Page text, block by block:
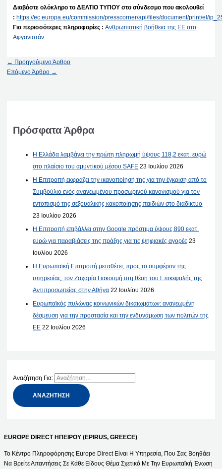
Διαβάστε ολόκληρο το ΔΕΛΤΙΟ ΤΥΠΟΥ στο σύνδεσμο που ακολουθεί
: https://ec.europa.eu/commission/presscorner/api/files/document/print/el/
Για περισσότερες πληροφορίες :Ανθρωπιστική βοήθεια της ΕΕ στο
Αφγανιστάν
← Προηγούμενο Άρθρο
Επόμενο Άρθρο →
Πρόσφατα Άρθρα
Η Ελλάδα λαμβάνει την πρώτη πληρωμή ύψους 118,2 εκατ. ευρώ
στο πλαίσιο του αμυντικού μέσου SAFE 23 Ιουλίου 2026
Η Επιτροπή εκφράζει την ικανοποίησή της για την έγκριση από το
Συμβούλιο ενός ανανεωμένου προσωρινού κανονισμού για τον
εντοπισμό της σεξουαλικής κακοποίησης παιδιών στο διαδίκτυο
23 Ιουλίου 2026
Η Επιτροπή επιβάλλει στην Google πρόστιμα ύψους 890 εκατ.
ευρώ για παραβιάσεις της πράξης για τις ψηφιακές αγορές 23
Ιουλίου 2026
Η Ευρωπαϊκή Επιτροπή μεταθέτει, προς το συμφέρον της
υπηρεσίας, τον Ζαχαρία Γιακουμή στη θέση του Επικεφαλής της
Αντιπροσωπείας στην Αθήνα 22 Ιουλίου 2026
Ευρωπαϊκός πυλώνας κοινωνικών δικαιωμάτων: ανανεωμένη
δέσμευση για την προστασία και την ενδυνάμωση των πολιτών της
ΕΕ 22 Ιουλίου 2026
Αναζήτηση Για:
EUROPE DIRECT ΗΠΕΙΡΟΥ (EPIRUS, GREECE)
Το Κέντρο Πληροφόρησης Europe Direct Είναι Η Υπηρεσία, Που Σας Βοηθάει
Να Βρείτε Απαντήσεις Σε Κάθε Είδους Θέμα Σχετικό Με Την Ευρωπαϊκή Ένωση